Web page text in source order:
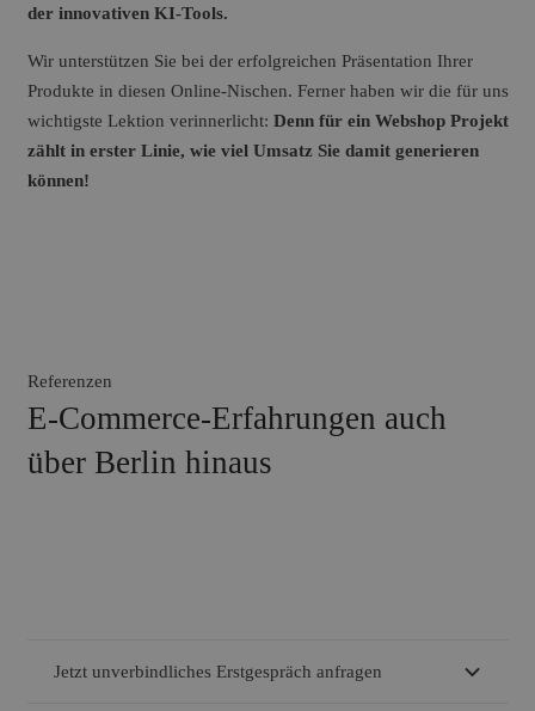
der innovativen KI-Tools.
Wir unterstützen Sie bei der erfolgreichen Präsentation Ihrer
Produkte in diesen Online-Nischen. Ferner haben wir die für uns
wichtigste Lektion verinnerlicht: Denn für ein Webshop Projekt
zählt in erster Linie, wie viel Umsatz Sie damit generieren
können!
Referenzen
E-Commerce-Erfahrungen auch
über Berlin hinaus
Jetzt unverbindliches Erstgespräch anfragen